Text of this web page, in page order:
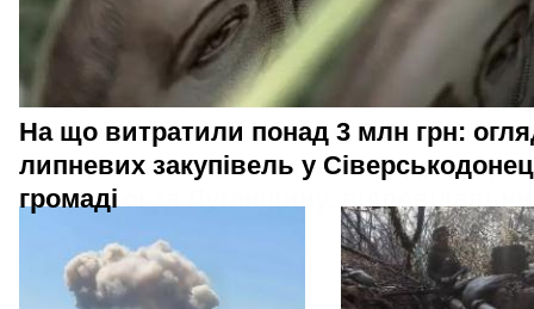
На що витратили понад 3 млн грн:
липневих закупівель у
громаді